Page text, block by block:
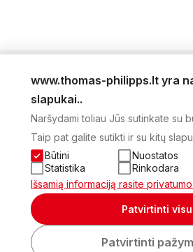
APIE MUS
KONTAKTAI
PRIVATUMO
SĄSKAITA
2026 Visos teisės saugomos © UAB
Sukurta:
www.thomas-philipps.lt yra
slapukai..
Naršydami toliau Jūs sutinkate su
Taip pat galite sutikti ir su kitų
Būtini
Nuostatos
Statistika
Rinkodara
Išsamią informaciją rasite
Patvirtinti
Patvirtinti